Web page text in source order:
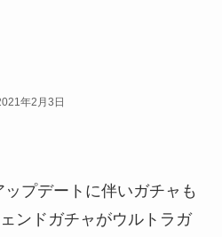
年2月3日
プデートに伴いガチャも
ンドガチャがウルトラガ